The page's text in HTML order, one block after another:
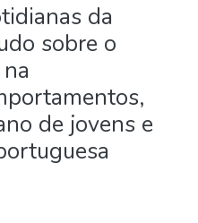
da
sobre o
de jovens e